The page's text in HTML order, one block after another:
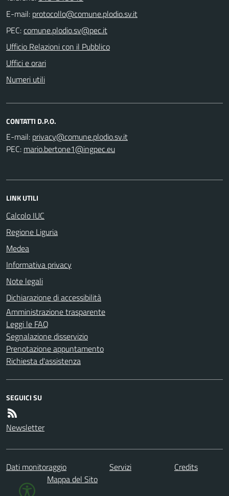
E-mail:
PEC:
Ufficio Relazioni con il Pubblico
Uffici e orari
Numeri utili
CONTATTI D.P.O.
E-mail:
PEC:
LINK UTILI
Calcolo IUC
Regione Liguria
Medea
Informativa privacy
Note legali
Dichiarazione di accessibilità
Amministrazione trasparente
Leggi le FAQ
Segnalazione disservizio
Prenotazione appuntamento
Richiesta d'assistenza
SEGUICI SU
Newsletter
Dati monitoraggio Servizi
Credits
Mappa del Sito